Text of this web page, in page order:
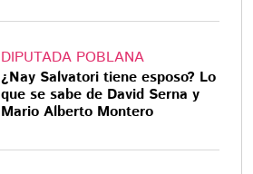
DIPUTADA POBLANA
¿Nay Salvatori tiene esposo? Lo
que se sabe de David Serna y
Mario Alberto Montero